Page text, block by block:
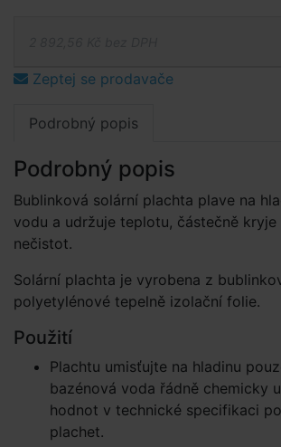
Zeptej se prodavače
Podrobný popis
Podrobný popis
Bublinková solární plachta plave na
vodu a udržuje teplotu, částečně
nečistot.
Solární plachta je vyrobena z
polyetylénové tepelně izolační folie.
Použití
Plachtu umisťujte na hladinu
bazénová voda řádně chemicky
hodnot v technické specifikaci
plachet.